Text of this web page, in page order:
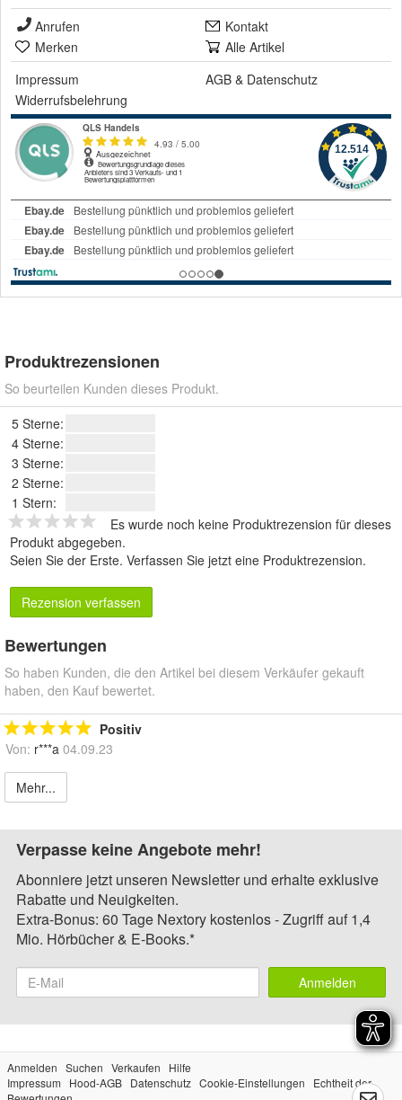
Anrufen
Kontakt
Merken
Alle Artikel
Impressum
AGB & Datenschutz
Widerrufsbelehrung
Produktrezensionen
So beurteilen Kunden dieses Produkt.
5 Sterne:
4 Sterne:
3 Sterne:
2 Sterne:
1 Stern:
Es wurde noch keine Produktrezension für dieses
Produkt abgegeben.
Seien Sie der Erste. Verfassen Sie jetzt eine Produktrezension.
Rezension verfassen
Bewertungen
So haben Kunden, die den Artikel bei diesem Verkäufer gekauft
haben, den Kauf bewertet.
Positiv
Von: r***a 04.09.23
Mehr...
Verpasse keine Angebote mehr!
Abonniere jetzt unseren Newsletter und erhalte exklusive
Rabatte und Neuigkeiten.
Extra-Bonus: 60 Tage Nextory kostenlos - Zugriff auf 1,4
Mio. Hörbücher & E-Books.*
Anmelden
Anmelden Suchen Verkaufen
Hilfe
Impressum
Hood-AGB Datenschutz Cookie-Einstellungen
Echtheit der